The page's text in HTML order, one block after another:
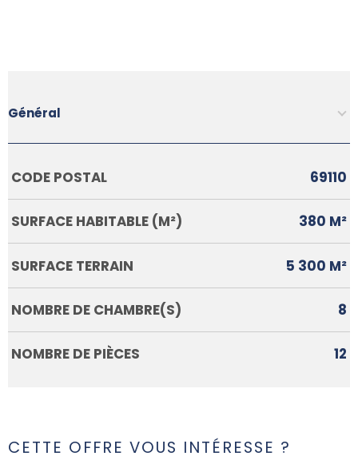
Général
Caractérisque Valeurs
CODE POSTAL 69110
SURFACE HABITABLE (M²) 380 M²
SURFACE TERRAIN 5 300 M²
NOMBRE DE CHAMBRE(S) 8
NOMBRE DE PIÈCES 12
CETTE OFFRE VOUS INTÉRESSE ?